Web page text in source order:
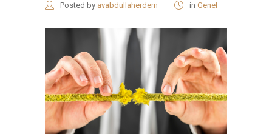
Posted by avabdullaherdem in Genel